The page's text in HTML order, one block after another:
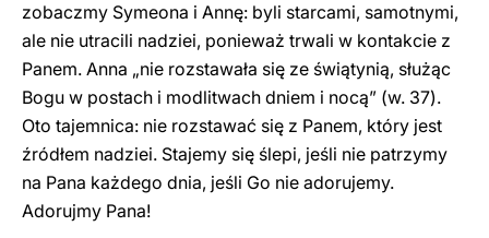
zobaczmy Symeona i Annę: byli starcami, samotnymi,
ale nie utracili nadziei, ponieważ trwali w kontakcie z
Panem. Anna „nie rozstawała się ze świątynią, służąc
Bogu w postach i modlitwach dniem i nocą” (w. 37).
Oto tajemnica: nie rozstawać się z Panem, który jest
źródłem nadziei. Stajemy się ślepi, jeśli nie patrzymy
na Pana każdego dnia, jeśli Go nie adorujemy.
Adorujmy Pana!